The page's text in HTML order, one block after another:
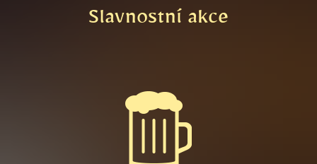
Slavnostní akce